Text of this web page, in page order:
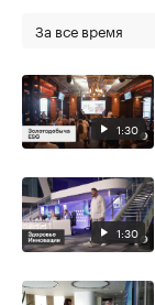
За все время
1:30
1:30